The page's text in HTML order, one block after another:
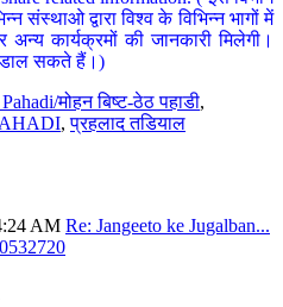
संस्थाओ द्वारा विश्व के विभिन्न भागों में
कार्यक्रमों की जानकारी मिलेगी।
डाल सकते हैं।)
मोहन बिष्ट-ठेठ पहाडी,
,प्रहलाद तडियाल
AM Re: Jangeeto ke Jugalban...